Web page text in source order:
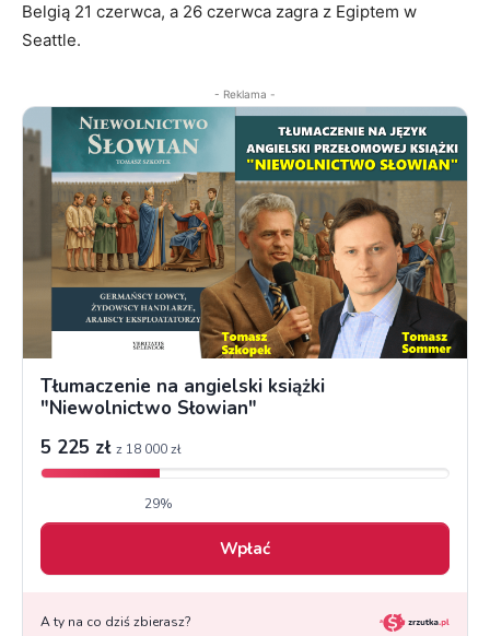
Belgią 21 czerwca, a 26 czerwca zagra z Egiptem w
Seattle.
- Reklama -